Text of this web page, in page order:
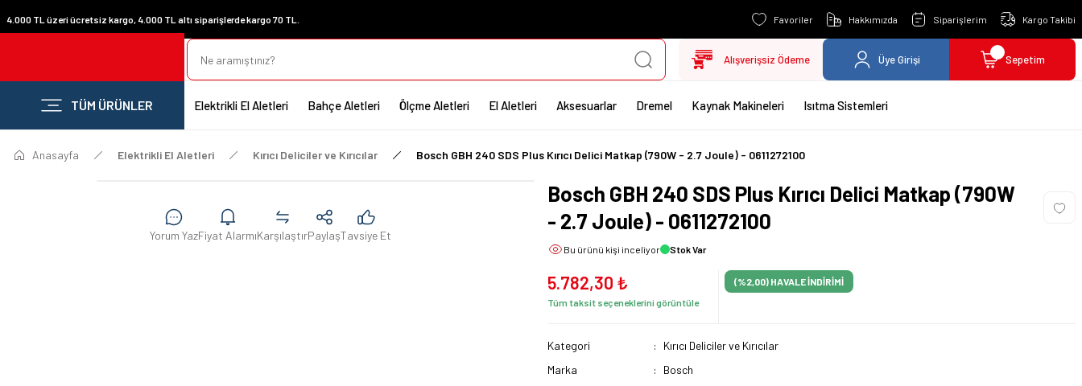
4.000 TL üzeri ücretsiz kargo, 4.000 TL altı siparişlerde kargo 70 TL. Favoriler Hakkımızda Siparişlerim Kargo Takibi
Alışverişsiz Ödeme Üye Girişi Sepetim
TÜM ÜRÜNLER Elektrikli El Aletleri Bahçe Aletleri Ölçme Aletleri El Aletleri Aksesuarlar Dremel Kaynak Makineleri Isıtma Sistemleri
Anasayfa Elektrikli El Aletleri Kırıcı Deliciler ve Kırıcılar Bosch GBH 240 SDS Plus Kırıcı Delici Matkap (790W - 2.7 Joule) - 0611272100
Yorum YazFiyat AlarmıKarşılaştırPaylaşTavsiye Et
Bosch GBH 240 SDS Plus Kırıcı Delici Matkap (790W
- 2.7 Joule) - 0611272100
Bu ürünü kişi inceliyor Stok Var
5.782,30 ₺
Tüm taksit seçeneklerini görüntüle
(%2,00) HAVALE İNDİRİMİ
Kategori
Kırıcı Deliciler ve Kırıcılar
Marka
Bosch